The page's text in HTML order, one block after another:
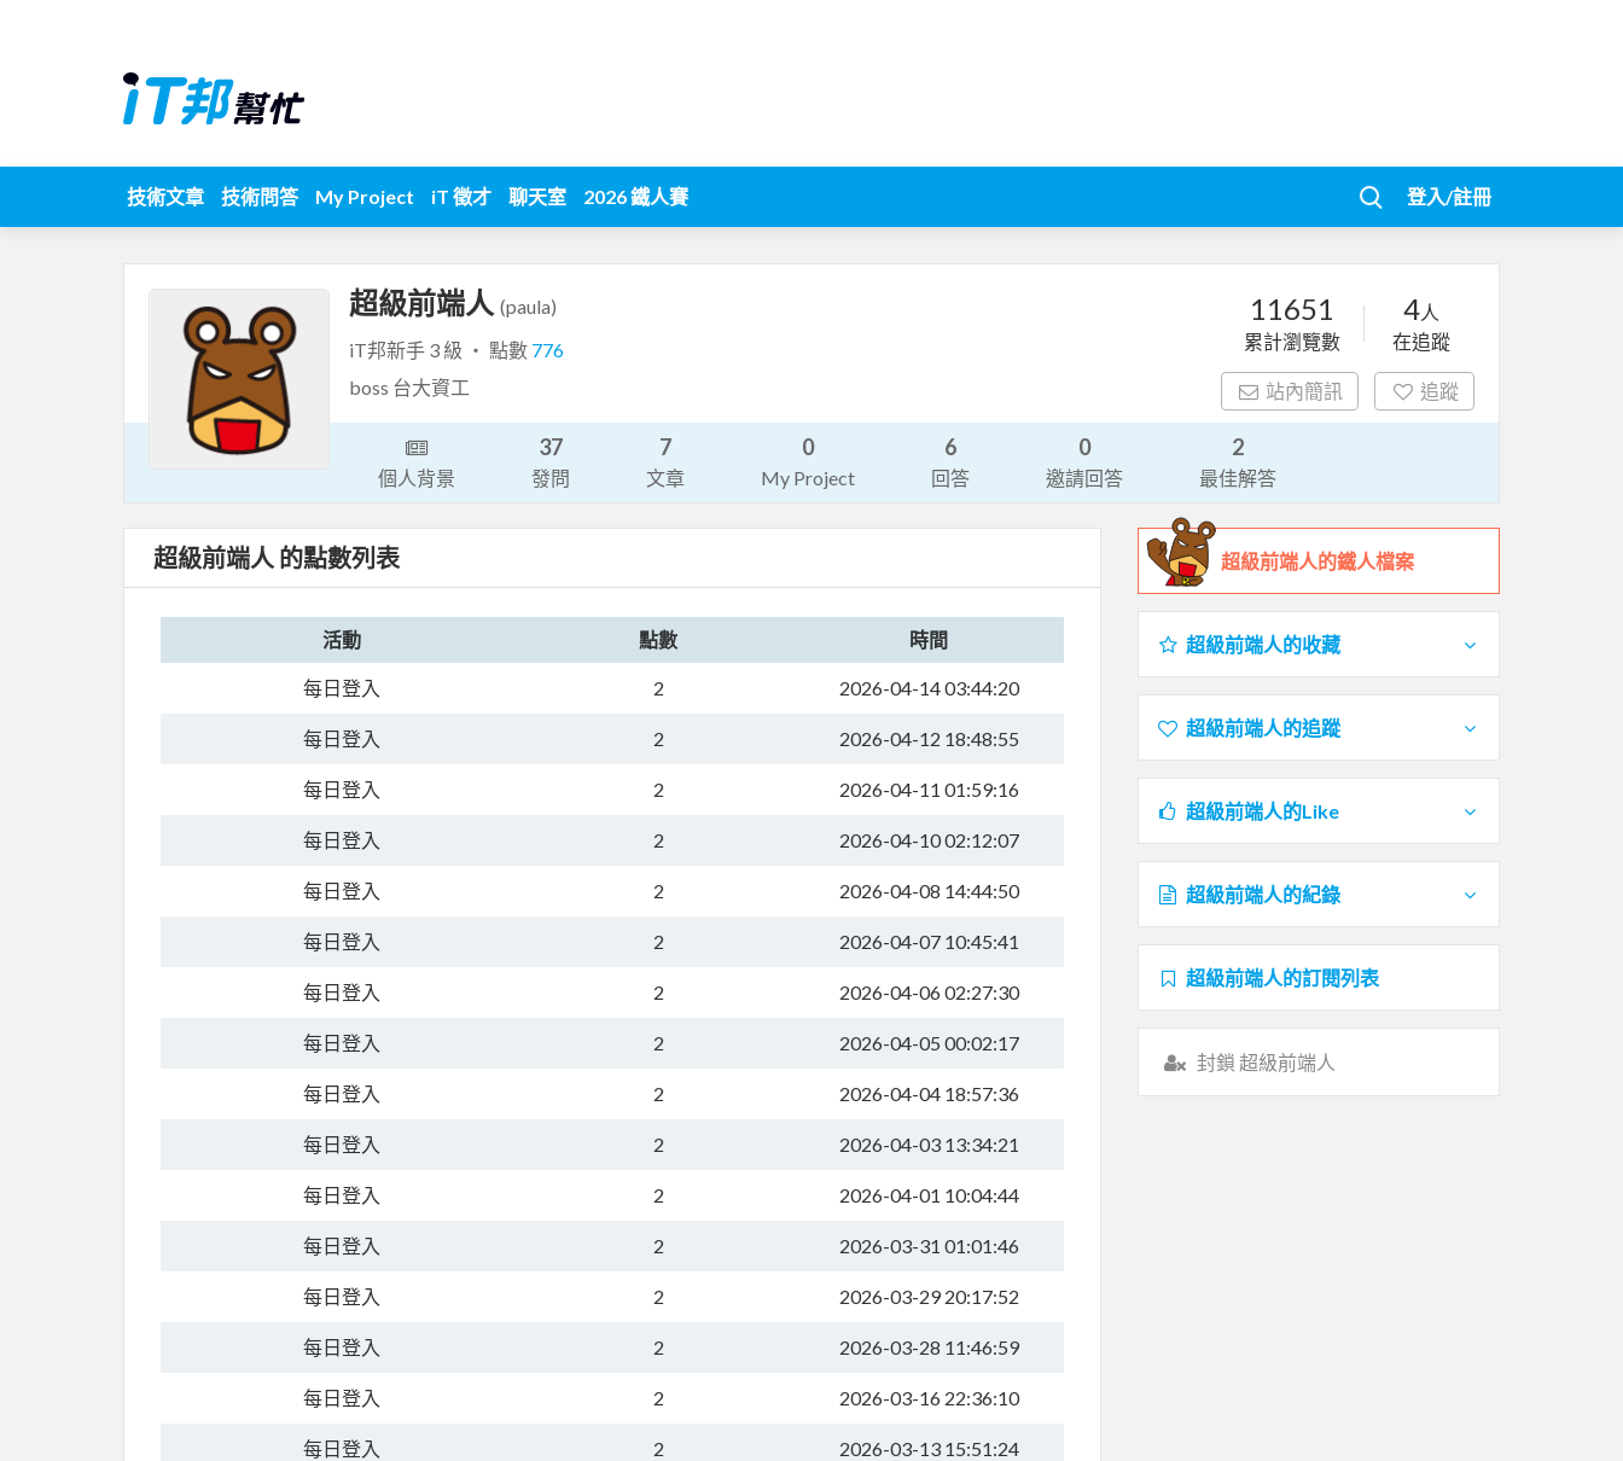
技術文章 技術問答 My Project iT 徵才 聊天室 2026 鐵人賽 登入/註冊
超級前端人 (paula)
iT邦新手 3 級 ‧ 點數 776
boss 台大資工
11651
累計瀏覽數
4人
在追蹤
站內簡訊 追蹤
個人背景
37
發問
7
文章
0
My Project
6
回答
0
邀請回答
2
最佳解答
超級前端人 的點數列表
活動 點數 時間
每日登入 2 2026-04-14 03:44:20
每日登入 2 2026-04-12 18:48:55
每日登入 2 2026-04-11 01:59:16
每日登入 2 2026-04-10 02:12:07
每日登入 2 2026-04-08 14:44:50
每日登入 2 2026-04-07 10:45:41
每日登入 2 2026-04-06 02:27:30
每日登入 2 2026-04-05 00:02:17
每日登入 2 2026-04-04 18:57:36
每日登入 2 2026-04-03 13:34:21
每日登入 2 2026-04-01 10:04:44
每日登入 2 2026-03-31 01:01:46
每日登入 2 2026-03-29 20:17:52
每日登入 2 2026-03-28 11:46:59
每日登入 2 2026-03-16 22:36:10
每日登入 2 2026-03-13 15:51:24
超級前端人的鐵人檔案
超級前端人的收藏
超級前端人的追蹤
超級前端人的Like
超級前端人的紀錄
超級前端人的訂閱列表
封鎖 超級前端人